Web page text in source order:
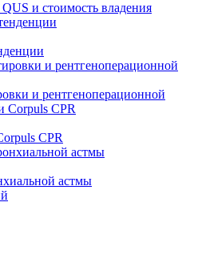
и стоимость владения
и рентгеноперационной
CPR
астмы